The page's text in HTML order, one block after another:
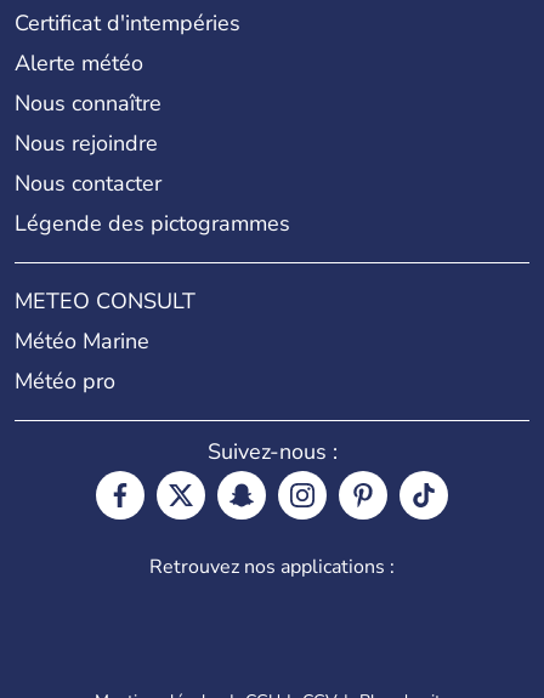
Certificat d'intempéries
Alerte météo
Nous connaître
Nous rejoindre
Nous contacter
Légende des pictogrammes
METEO CONSULT
Météo Marine
Météo pro
Suivez-nous :
Retrouvez nos applications :